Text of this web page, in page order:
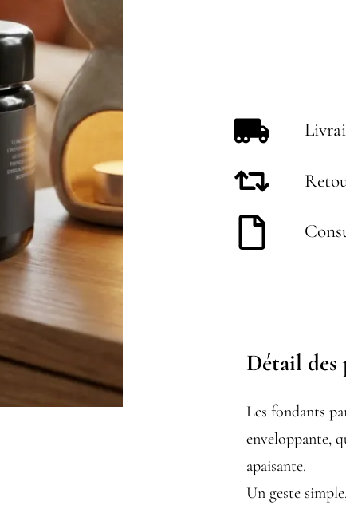
Détail
Les fondants
enveloppante,
apaisante.
Un geste